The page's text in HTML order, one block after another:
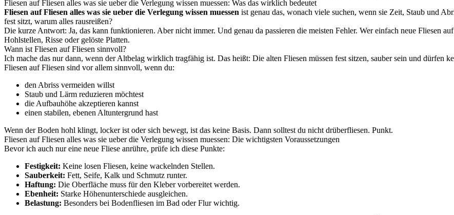
Fliesen auf Fliesen alles was sie ueber die Verlegung wissen muessen: Was das wirklich bedeutet
Fliesen auf Fliesen alles was sie ueber die Verlegung wissen muessen ist genau das, wonach viele suchen, wenn sie Zeit, Staub und
fest sitzt, warum alles rausreißen?
Die kurze Antwort: Ja, das kann funktionieren. Aber nicht immer. Und genau da passieren die meisten Fehler. Wer einfach neue Fliesen
Hohlstellen, Risse oder gelöste Platten.
Wann ist Fliesen auf Fliesen sinnvoll?
Ich mache das nur dann, wenn der Altbelag wirklich tragfähig ist. Das heißt: Die alten Fliesen müssen fest sitzen, sauber sein und dürfen
Fliesen auf Fliesen sind vor allem sinnvoll, wenn du:
den Abriss vermeiden willst
Staub und Lärm reduzieren möchtest
die Aufbauhöhe akzeptieren kannst
einen stabilen, ebenen Altuntergrund hast
Wenn der Boden hohl klingt, locker ist oder sich bewegt, ist das keine Basis. Dann solltest du nicht drüberfliesen. Punkt.
Fliesen auf Fliesen alles was sie ueber die Verlegung wissen muessen: Die wichtigsten Voraussetzungen
Bevor ich auch nur eine neue Fliese anrühre, prüfe ich diese Punkte:
Festigkeit: Keine losen Fliesen, keine wackelnden Stellen.
Sauberkeit: Fett, Seife, Kalk und Schmutz runter.
Haftung: Die Oberfläche muss für den Kleber vorbereitet werden.
Ebenheit: Starke Höhenunterschiede ausgleichen.
Belastung: Besonders bei Bodenfliesen im Bad oder Flur wichtig.